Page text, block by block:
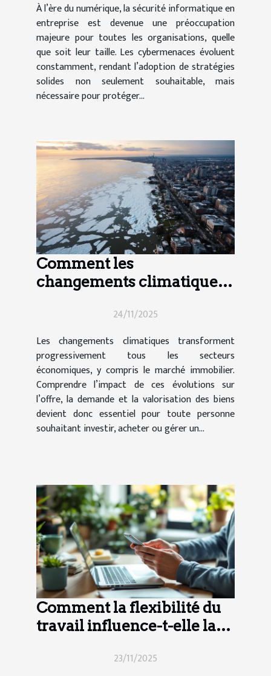
À l’ère du numérique, la sécurité informatique en
entreprise est devenue une préoccupation
majeure pour toutes les organisations, quelle
que soit leur taille. Les cybermenaces évoluent
constamment, rendant l’adoption de stratégies
solides non seulement souhaitable, mais
nécessaire pour protéger...
Comment les
changements climatiques
immobilier ?24/11/2025
Les changements climatiques transforment
progressivement tous les secteurs
économiques, y compris le marché immobilier.
Comprendre l’impact de ces évolutions sur
l’offre, la demande et la valorisation des biens
devient donc essentiel pour toute personne
souhaitant investir, acheter ou gérer un...
Comment la flexibilité du
travail influence-t-elle la
23/11/2025